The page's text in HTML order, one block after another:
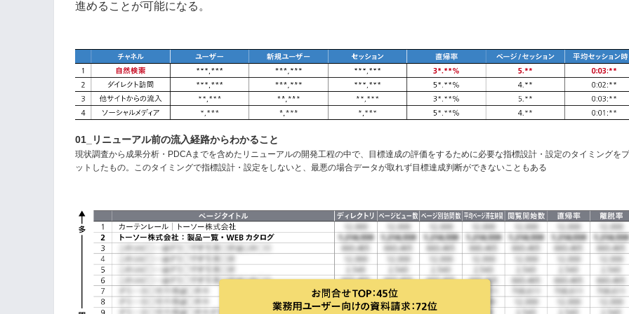
進めることが可能になる。
01_リニューアル前の流入経路からわかること
現状調査から成果分析・PDCAまでを含めたリニューアルの開発工程の中で、目標達成の評価をするために必要な指標設計・設定のタイミングを
ットしたもの。このタイミングで指標設計・設定をしないと、最悪の場合データが取れず目標達成判断ができないこともある